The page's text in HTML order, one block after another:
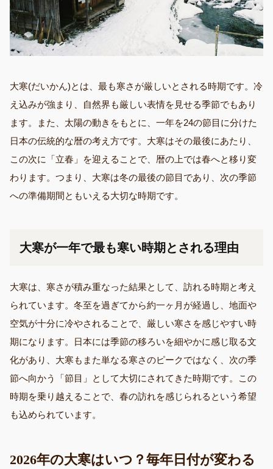
大寒(だいかん)とは、最も寒さが厳しいとされる時期です。冷
え込みが強まり、自然界も厳しい表情を見せる季節でもあり
ます。また、太陽の動きをもとに、一年を24の節目に分けた
日本の伝統的な暦の考え方です。大寒はその最後にあたり、
この次に「立春」を迎えることで、暦の上では春へと移り変
わります。つまり、大寒は冬の最後の節目であり、次の季節
への準備期間ともいえる大切な時期です。
大寒が一年で最も寒い時期とされる理由
大寒は、寒さが積み重なった結果として、訪れる時期と考え
られています。冬至を過ぎてから約一ヶ月が経過し、地面や
空気が十分に冷やされることで、厳しい寒さを感じやすい時
期になります。日本には季節の移ろいを細やかに感じ取る文
化があり、大寒もまた単なる寒さのピークではなく、次の季
節へ向かう「節目」として大切にされてきた時期です。この
時期を乗り越えることで、春の訪れを感じられるという希望
も込められています。
2026年の大寒はいつ？毎年日付が変わる